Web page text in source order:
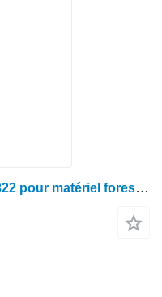
Distributeur hydraulique F056322 pour matériel forestier John Deere